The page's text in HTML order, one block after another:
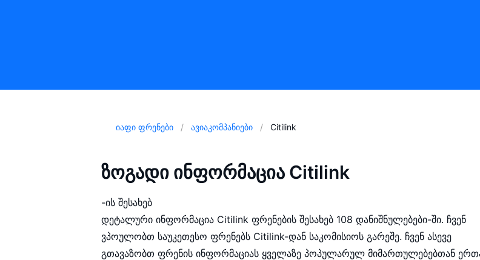
იაფი ფრენები ავიაკომპანიები Citilink
ზოგადი ინფორმაცია Citilink
-ის შესახებ
დეტალური ინფორმაცია Citilink ფრენების შესახებ 108 დანიშნულებები-ში. ჩვენ
ვპოულობთ საუკეთესო ფრენებს Citilink-დან საკომისიოს გარეშე. ჩვენ ასევე
გთავაზობთ ფრენის ინფორმაციას ყველაზე პოპულარულ მიმართულებებთან